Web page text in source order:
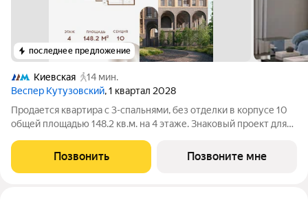
последнее предложение
Киевская
14 мин.
Веспер Кутузовский, 1 квартал 2028
Продается квартира с 3-спальнями, без отделки в корпусе 10
общей площадью 148.2 кв.м. на 4 этаже. Знаковый проект для
площадью 3,7 га расположен на Кутузовском проспекте и
воплощает новую
Позвонить Позвоните мне